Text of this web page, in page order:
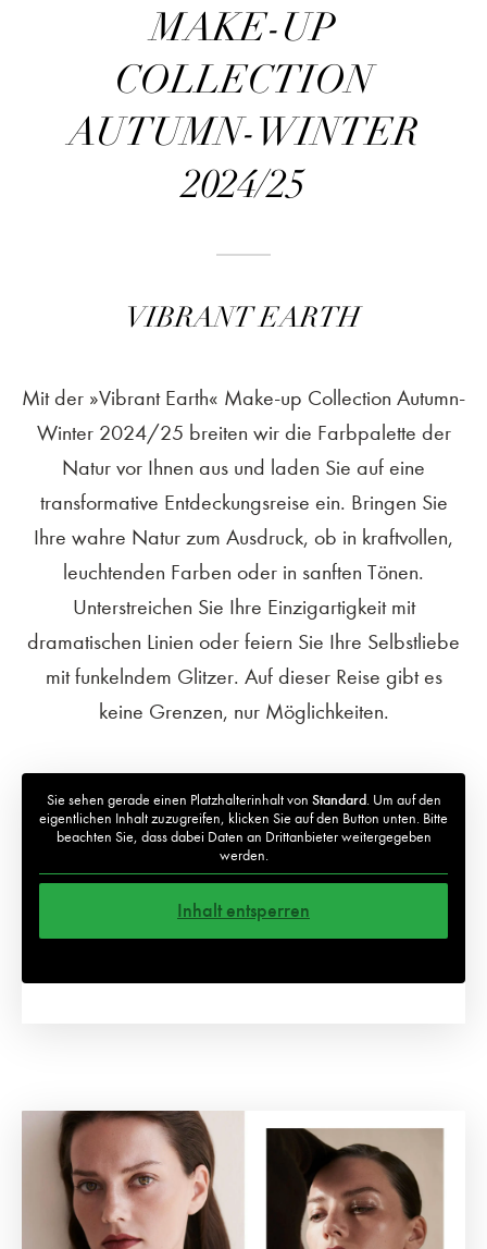
MAKE-UP
COLLECTION
AUTUMN-WINTER
2024/25
VIBRANT EARTH
Mit der »Vibrant Earth« Make-up Collection Autumn-
Winter 2024/25 breiten wir die Farbpalette der
Natur vor Ihnen aus und laden Sie auf eine
transformative Entdeckungsreise ein. Bringen Sie
Ihre wahre Natur zum Ausdruck, ob in kraftvollen,
leuchtenden Farben oder in sanften Tönen.
Unterstreichen Sie Ihre Einzigartigkeit mit
dramatischen Linien oder feiern Sie Ihre Selbstliebe
mit funkelndem Glitzer. Auf dieser Reise gibt es
keine Grenzen, nur Möglichkeiten.
Sie sehen gerade einen Platzhalterinhalt von Standard. Um auf den
eigentlichen Inhalt zuzugreifen, klicken Sie auf den Button unten. Bitte
beachten Sie, dass dabei Daten an Drittanbieter weitergegeben
werden.
Inhalt entsperren